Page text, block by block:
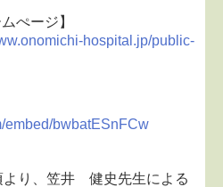
ぺージ】
hospital.jp/public-
embed/bwbatESnFCw
より、笠井 健史先生による